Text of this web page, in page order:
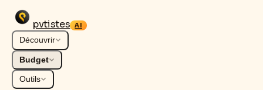
pvtistes AI
Découvrir
Budget
Outils